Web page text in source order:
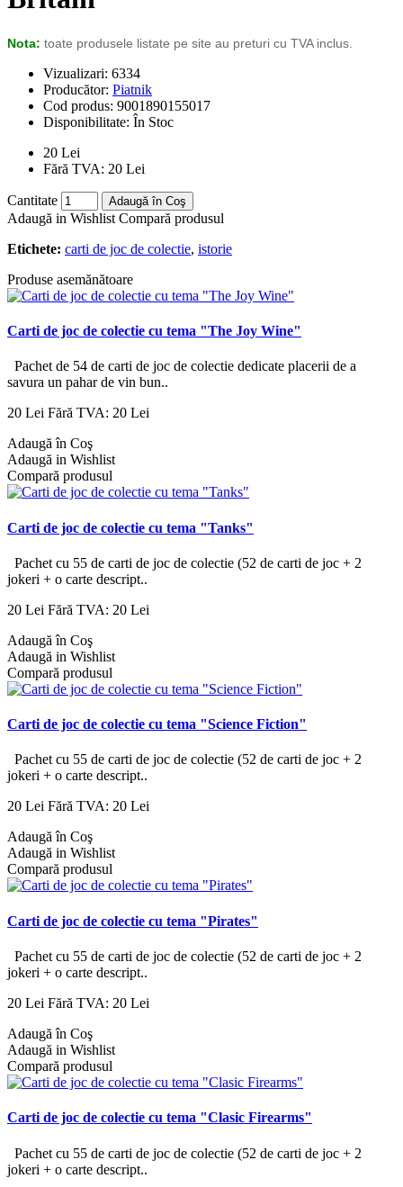
Nota: toate produsele listate pe site au preturi cu TVA inclus.
Vizualizari: 6334
Producător: Piatnik
Cod produs: 9001890155017
Disponibilitate: În Stoc
20 Lei
Fără TVA: 20 Lei
Cantitate Adaugă în Coş
Adaugă in Wishlist Compară produsul
Etichete: carti de joc de colectie, istorie
Produse asemănătoare
Carti de joc de colectie cu tema "The Joy Wine"
Pachet de 54 de carti de joc de colectie dedicate placerii de a
savura un pahar de vin bun..
20 Lei Fără TVA: 20 Lei
Adaugă în Coş
Adaugă in Wishlist
Compară produsul
Carti de joc de colectie cu tema "Tanks"
Pachet cu 55 de carti de joc de colectie (52 de carti de joc + 2
jokeri + o carte descript..
20 Lei Fără TVA: 20 Lei
Adaugă în Coş
Adaugă in Wishlist
Compară produsul
Carti de joc de colectie cu tema "Science Fiction"
Pachet cu 55 de carti de joc de colectie (52 de carti de joc + 2
jokeri + o carte descript..
20 Lei Fără TVA: 20 Lei
Adaugă în Coş
Adaugă in Wishlist
Compară produsul
Carti de joc de colectie cu tema "Pirates"
Pachet cu 55 de carti de joc de colectie (52 de carti de joc + 2
jokeri + o carte descript..
20 Lei Fără TVA: 20 Lei
Adaugă în Coş
Adaugă in Wishlist
Compară produsul
Carti de joc de colectie cu tema "Clasic Firearms"
Pachet cu 55 de carti de joc de colectie (52 de carti de joc + 2
jokeri + o carte descript..